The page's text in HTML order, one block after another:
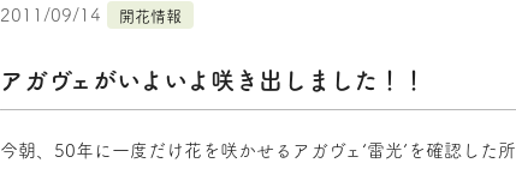
2011/09/14 開花情報
アガヴェがいよいよ咲き出しました！！
今朝、50年に一度だけ花を咲かせるアガヴェ‘雷光’を確認した